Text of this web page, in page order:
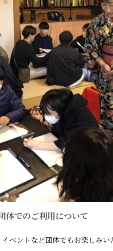
体でのご利用について
ベントなど団体でもお楽しみい